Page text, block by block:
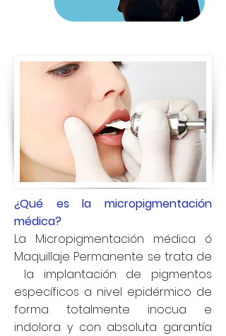
¿Qué es la micropigmentación
médica?
La Micropigmentación médica ó
Maquillaje Permanente se trata de
la implantación de pigmentos
específicos a nivel epidérmico de
forma totalmente inocua e
indolora y con absoluta garantía